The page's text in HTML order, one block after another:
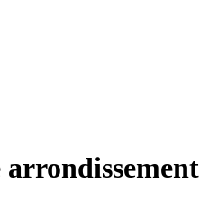
arrondissement